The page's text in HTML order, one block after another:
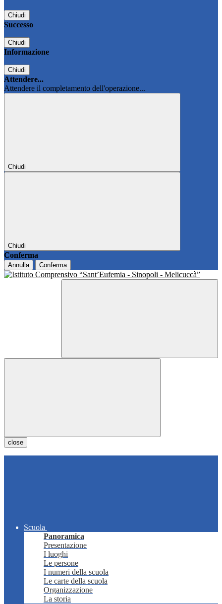
Chiudi
Successo
Chiudi
Informazione
Chiudi
Attendere...
Attendere il completamento dell'operazione...
Chiudi
Chiudi
Conferma
Annulla Conferma
close
Scuola
Panoramica
Presentazione
I luoghi
Le persone
I numeri della scuola
Le carte della scuola
Organizzazione
La storia